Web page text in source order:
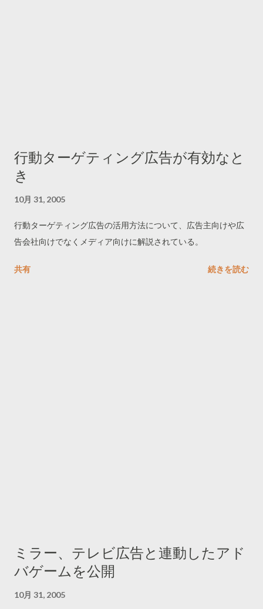
行動ターゲティング広告が有効なと
き
10月 31, 2005
行動ターゲティング広告の活用方法について、広告主向けや広
告会社向けでなくメディア向けに解説されている。
共有 続きを読む
ミラー、テレビ広告と連動したアド
バゲームを公開
10月 31, 2005